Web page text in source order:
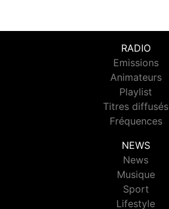
RADIO
Emissions
Animateurs
Playlist
Titres diffusés
Fréquences
NEWS
News
Musique
Sport
Lifestyle